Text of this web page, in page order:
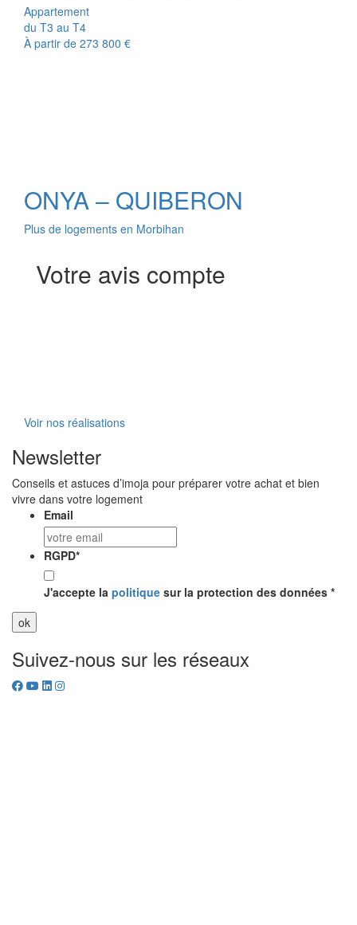
Appartement
du T3 au T4
À partir de 273 800 €
ONYA – QUIBERON
Plus de logements en Morbihan
Votre avis compte
Voir nos réalisations
Newsletter
Conseils et astuces d’imoja pour préparer votre achat et bien
vivre dans votre logement
Email
RGPD*
J'accepte la politique sur la protection des données *
Suivez-nous sur les réseaux